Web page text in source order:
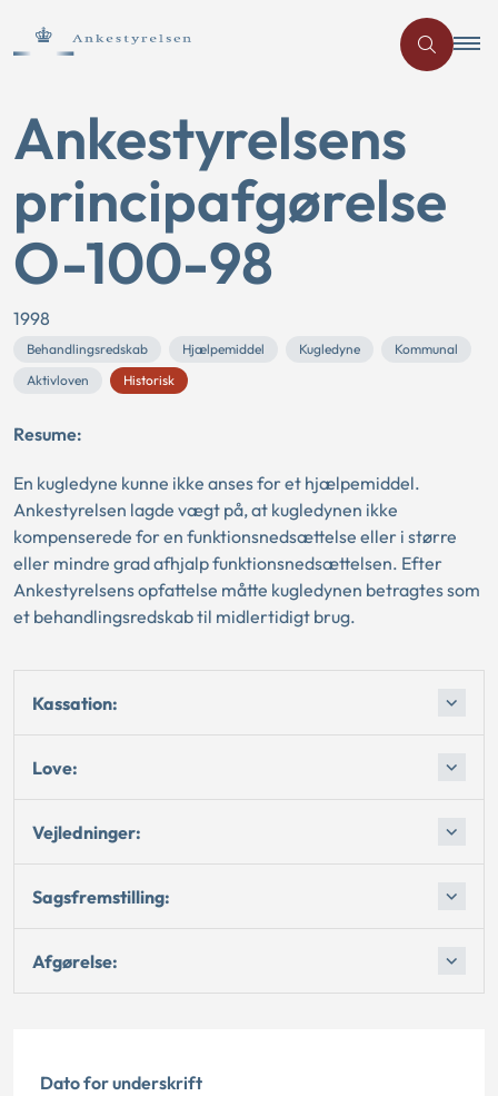
Ankestyrelsens
principafgørelse
O-100-98
1998
Behandlingsredskab Hjælpemiddel Kugledyne
Kommunal
Aktivloven
Historisk
Resume:
En kugledyne kunne ikke anses for et hjælpemiddel.
Ankestyrelsen lagde vægt på, at kugledynen ikke
kompenserede for en funktionsnedsættelse eller i større
eller mindre grad afhjalp funktionsnedsættelsen. Efter
Ankestyrelsens opfattelse måtte kugledynen betragtes som
et behandlingsredskab til midlertidigt brug.
Kassation:
Love:
Vejledninger:
Sagsfremstilling:
Afgørelse:
Dato for underskrift